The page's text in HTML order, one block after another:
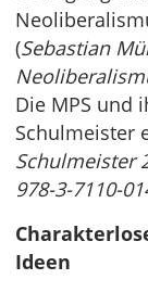
(Sebastian
Die MPS und
Schulmeister
Schulmeister
978-3-7110-
Ideen